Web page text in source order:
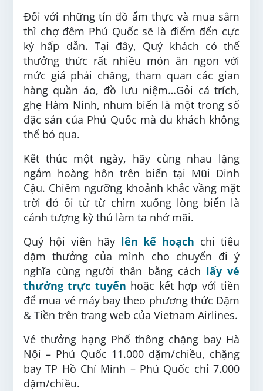
Đối với những tín đồ ẩm thực và mua sắm
thì chợ đêm Phú Quốc sẽ là điểm đến cực
kỳ hấp dẫn. Tại đây, Quý khách có thể
thưởng thức rất nhiều món ăn ngon với
mức giá phải chăng, tham quan các gian
hàng quần áo, đồ lưu niệm…Gỏi cá trích,
ghẹ Hàm Ninh, nhum biển là một trong số
đặc sản của Phú Quốc mà du khách không
thể bỏ qua.
Kết thúc một ngày, hãy cùng nhau lặng
ngắm hoàng hôn trên biển tại Mũi Dinh
Cậu. Chiêm ngưỡng khoảnh khắc vầng mặt
trời đỏ ối từ từ chìm xuống lòng biển là
cảnh tượng kỳ thú làm ta nhớ mãi.
Quý hội viên hãy lên kế hoạch chi tiêu
dặm thưởng của mình cho chuyến đi ý
nghĩa cùng người thân bằng cách lấy vé
thưởng trực tuyến hoặc kết hợp với tiền
để mua vé máy bay theo phương thức Dặm
& Tiền trên trang web của Vietnam Airlines.
Vé thưởng hạng Phổ thông chặng bay Hà
Nội – Phú Quốc 11.000 dặm/chiều, chặng
bay TP Hồ Chí Minh – Phú Quốc chỉ 7.000
dặm/chiều.